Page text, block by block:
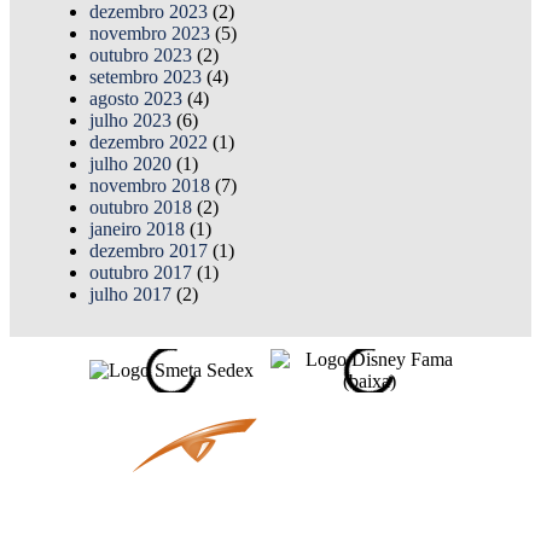
dezembro 2023 (2)
novembro 2023 (5)
outubro 2023 (2)
setembro 2023 (4)
agosto 2023 (4)
julho 2023 (6)
dezembro 2022 (1)
julho 2020 (1)
novembro 2018 (7)
outubro 2018 (2)
janeiro 2018 (1)
dezembro 2017 (1)
outubro 2017 (1)
julho 2017 (2)